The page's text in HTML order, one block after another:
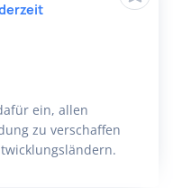
ein, allen
zu verschaffen